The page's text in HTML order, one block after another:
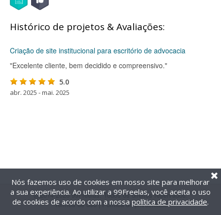
Histórico de projetos & Avaliações:
Criação de site institucional para escritório de advocacia
"Excelente cliente, bem decidido e compreensivo."
5.0
abr. 2025 - mai. 2025
@2014-2026 99Freelas. Todos os direitos reservados.
Termos de uso| Política de privacidade
Nós fazemos uso de cookies em nosso site para melhorar
a sua experiência. Ao utilizar a 99Freelas, você aceita o uso
de cookies de acordo com a nossa política de privacidade.